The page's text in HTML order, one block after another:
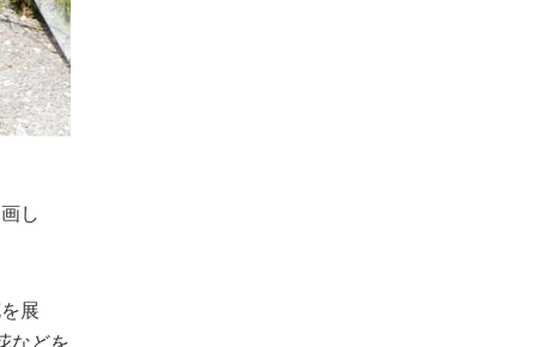
し
展
などを